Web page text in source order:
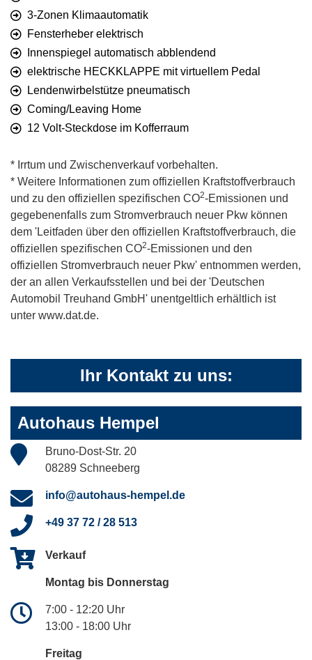
3-Zonen Klimaautomatik
Fensterheber elektrisch
Innenspiegel automatisch abblendend
elektrische HECKKLAPPE mit virtuellem Pedal
Lendenwirbelstütze pneumatisch
Coming/Leaving Home
12 Volt-Steckdose im Kofferraum
* Irrtum und Zwischenverkauf vorbehalten.
* Weitere Informationen zum offiziellen Kraftstoffverbrauch
und zu den offiziellen spezifischen CO2-Emissionen und
gegebenenfalls zum Stromverbrauch neuer Pkw können
dem 'Leitfaden über den offiziellen Kraftstoffverbrauch, die
offiziellen spezifischen CO2-Emissionen und den
offiziellen Stromverbrauch neuer Pkw' entnommen werden,
der an allen Verkaufsstellen und bei der 'Deutschen
Automobil Treuhand GmbH' unentgeltlich erhältlich ist
unter www.dat.de.
Ihr Kontakt zu uns:
Autohaus Hempel
Bruno-Dost-Str. 20
08289 Schneeberg
info@autohaus-hempel.de
+49 37 72 / 28 513
Verkauf
Montag bis Donnerstag
7:00 - 12:20 Uhr
13:00 - 18:00 Uhr
Freitag